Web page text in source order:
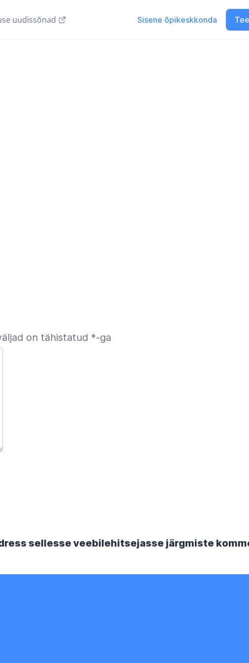
uudissõnad Sisene õpikeskkonda
on tähistatud *-ga
sellesse veebilehitsejasse järgmiste